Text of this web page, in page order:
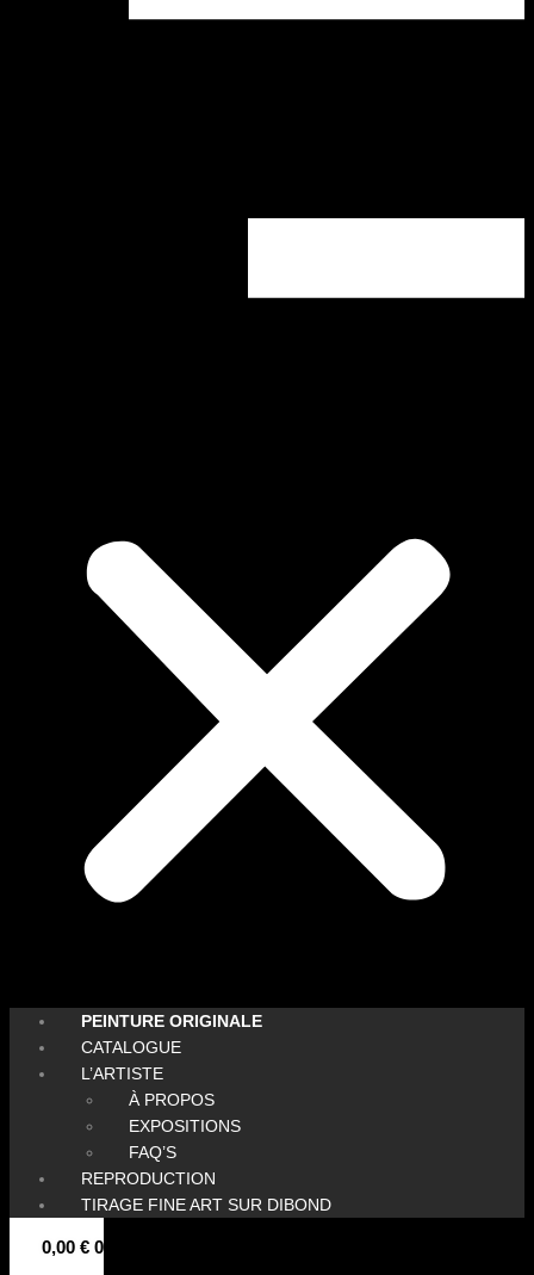
PEINTURE ORIGINALE
CATALOGUE
L’ARTISTE
À PROPOS
EXPOSITIONS
FAQ’S
REPRODUCTION
TIRAGE FINE ART SUR DIBOND
0,00 € 0